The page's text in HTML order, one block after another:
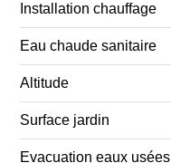
Installation chauffage
Eau chaude sanitaire
Altitude
Surface jardin
Evacuation eaux usées